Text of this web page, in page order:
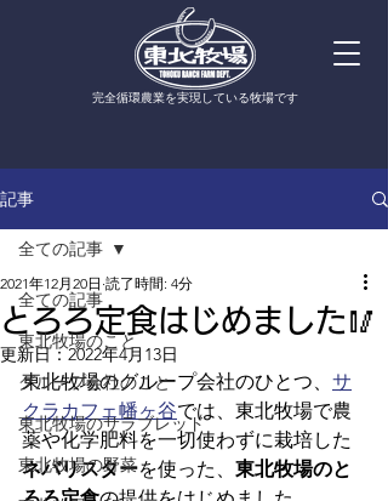
​完全循環農業を実現している牧場です
記事
全ての記事
東北牧場のこと
グループ会社のこと
東北牧場のサラブレッド
東北牧場の野菜
全ての記事
とろろ定食はじめました🥢
2021年12月20日 読了時間: 4分
更新日：2022年4月13日
東北牧場のグループ会社のひとつ、 サ
クラカフェ幡ヶ谷では、東北牧場で農
薬や化学肥料を一切使わずに栽培した
ネバリスターを使った、 東北牧場のと